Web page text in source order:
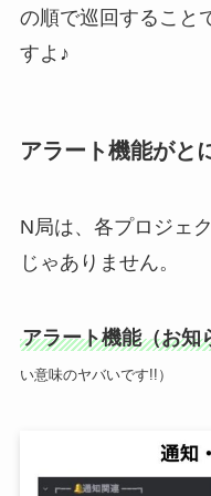
の順で巡回すること
すよ♪
アラート機能がと
N局は、各プロジェ
じゃありません。
アラート機能（お知
い意味のヤバいです!!）